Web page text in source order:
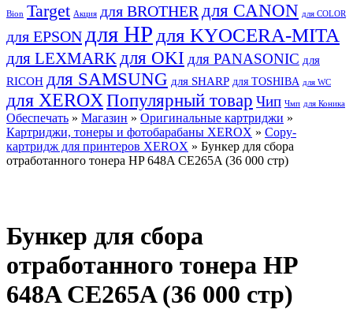
Bion Target Акция для BROTHER для CANON для COLOR
для EPSON для HP для KYOCERA-MITA
для LEXMARK для OKI для PANASONIC для
RICOH для SAMSUNG для SHARP для TOSHIBA для WC
для XEROX Популярный товар Чип Чмп для Коника
Обеспечать » Магазин » Оригинальные картриджи »
Картриджи, тонеры и фотобарабаны XEROX » Copy-
картридж для принтеров XEROX » Бункер для сбора
отработанного тонера HP 648A CE265A (36 000 стр)
Бункер для сбора
отработанного тонера HP
648A CE265A (36 000 стр)